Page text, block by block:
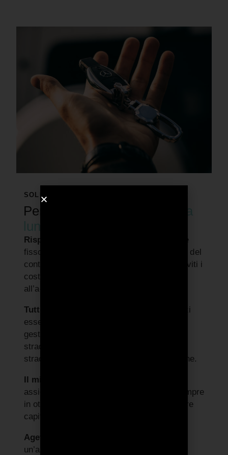
SOLUZIONI PER IL BUSINESS
Perché conviene il
lungo termine?
Risparmi soldi e tempo:
Paghi un canone
fisso mensile, personalizzato per la durata del
contratto e il chilometraggio prestabilito. Eviti i
costi, la burocrazia e le lungaggini legate
all’acquisto o al leasing di un veicolo.
Tutti i servizi inclusi:
Godi di tutti i servizi
essenziali, tra cui coperture assicurative,
gestione burocratica e sinistri, soccorso
stradale H24, manutenzione ordinaria e
straordinaria, assistenza e immatricolazione.
Il miglior veicolo per il tuo business:
assicuri l’auto ideale per la tua attività, sempre
in ottime condizioni, senza dover impegnare
capitale o fare investimenti iniziali.
Agevolazioni fiscali garantite
un’azienda, di qualunque dimensione, un